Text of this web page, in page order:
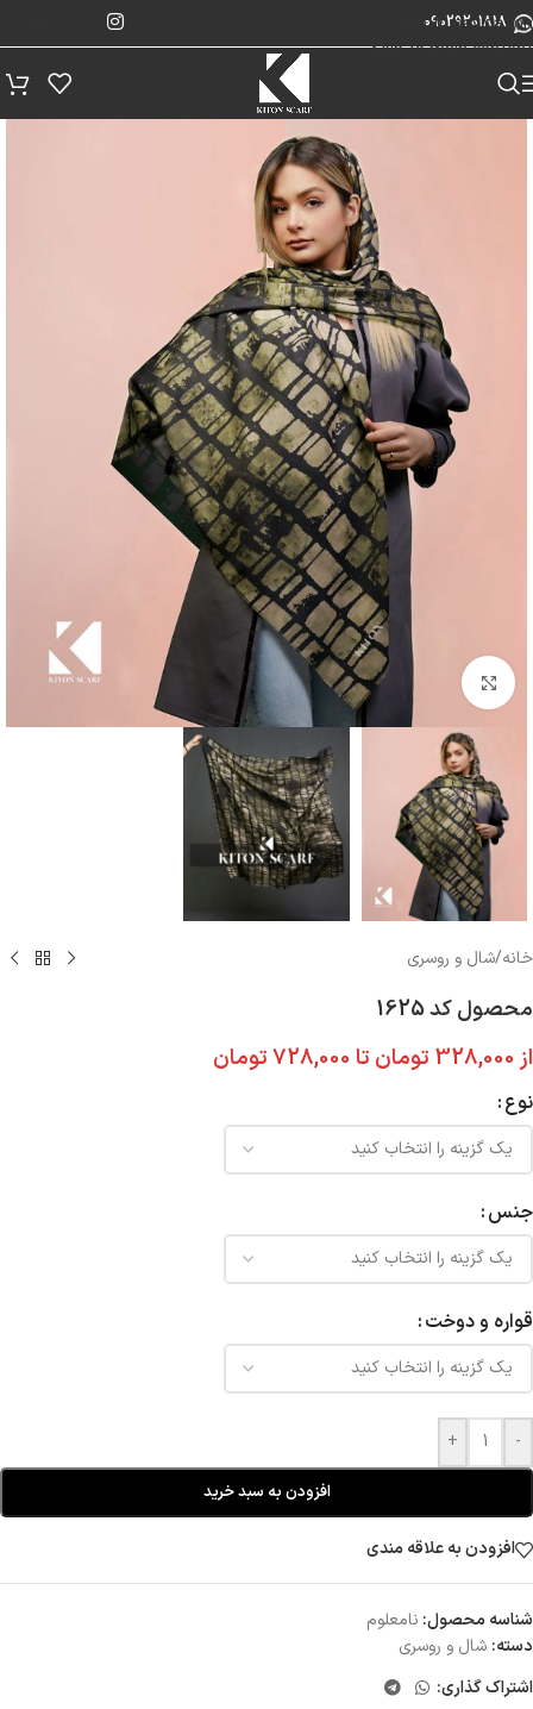
Skip to navigation
Skip to main content
09029201818
بزرگنمایی تصویر
خانه/شال و روسری
محصول کد 1625
از 328,000 تومان تا 728,000تومان
نوع
جنس
قواره و دوخت
-
+
افزودن به سبد خرید
افزودن به علاقه مندی
شناسه محصول: نامعلوم
دسته: شال و روسری
اشتراک گذاری: